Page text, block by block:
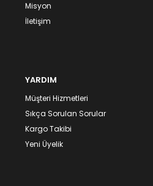
Misyon
İletişim
YARDIM
Müşteri Hizmetleri
Sıkça Sorulan Sorular
Kargo Takibi
Yeni Üyelik